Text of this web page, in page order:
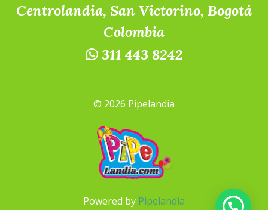
Centrolandia, San Victorino, Bogotá
Colombia
311 443 8242
© 2026 Pipelandia
Powered by Pipelandia